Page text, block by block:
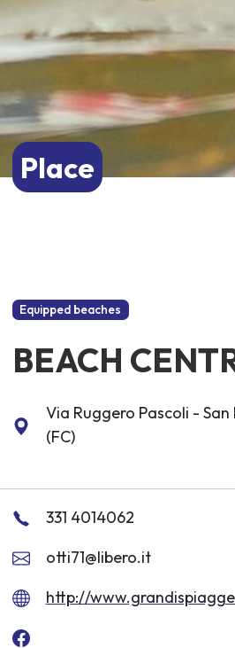
Place
Equipped beaches
BEACH
Via Ruggero Pascoli -
(FC)
331 4014062
otti71@libero.it
http://